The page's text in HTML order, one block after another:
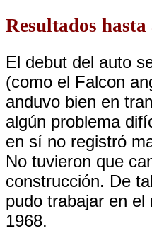
Resultados
El debut del auto
(como el Falcon
anduvo bien en
algún problema
en sí no registró
No tuvieron que
construcción. De
pudo trabajar en el
1968.